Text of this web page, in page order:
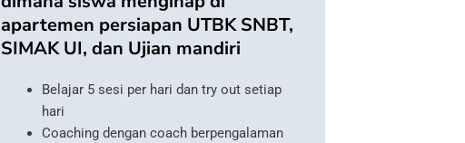
apartemen persiapan UTBK SNBT,
SIMAK UI, dan Ujian mandiri
Belajar 5 sesi per hari dan try out setiap
hari
Coaching dengan coach berpengalaman